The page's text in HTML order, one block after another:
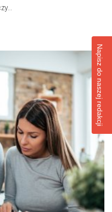
Napisz do naszej redakcji